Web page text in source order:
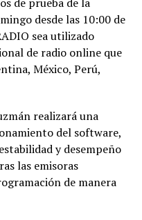
desde las 10:00 de
sea utilizado
de radio online que
México, Perú,
realizará una
del software,
y desempeño
las emisoras
de manera